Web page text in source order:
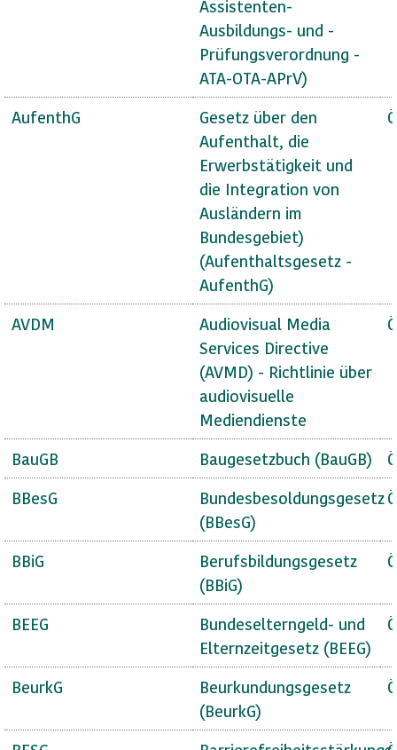
Assistenten-
Ausbildungs- und -
Prüfungsverordnung -
ATA-OTA-APrV)
AufenthG
Gesetz über den
Aufenthalt, die
Erwerbstätigkeit und
die Integration von
Ausländern im
Bundesgebiet)
(Aufenthaltsgesetz -
AufenthG)
AVDM
Audiovisual Media
Services Directive
(AVMD) - Richtlinie über
audiovisuelle
Mediendienste
BauGB Baugesetzbuch (BauGB)
BBesG
Bundesbesoldungsgesetz
(BBesG)
BBiG
Berufsbildungsgesetz
(BBiG)
BEEG
Bundeselterngeld- und
Elternzeitgesetz (BEEG)
BeurkG
Beurkundungsgesetz
(BeurkG)